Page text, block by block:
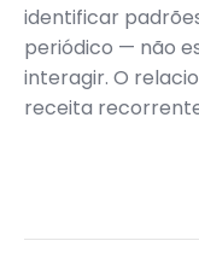
identificar
periódico — não
interagir. O
receita